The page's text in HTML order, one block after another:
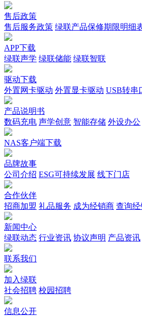
售后政策
售后服务政策 绿联产品保修期限明细
APP下载
绿联声学 绿联储能 绿联智联
驱动下载
外置网卡驱动 外置显卡驱动 USB转串
产品说明书
数码充电 声学创意 智能存储 外设办公
NAS客户端下载
品牌故事
公司介绍 ESG可持续发展 线下门店
合作伙伴
招商加盟 礼品服务 成为经销商 查询
新闻中心
绿联动态 行业资讯 协议声明 产品资讯
联系我们
加入绿联
社会招聘 校园招聘
信息公开